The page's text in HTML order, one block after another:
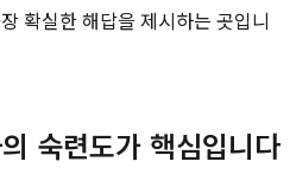
확실한 해답을 제시하는 곳입니
숙련도가 핵심입니다